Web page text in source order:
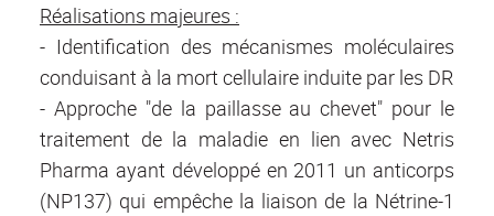
Réalisations majeures :
- Identification des mécanismes moléculaires
conduisant à la mort cellulaire induite par les DR
- Approche "de la paillasse au chevet" pour le
traitement de la maladie en lien avec Netris
Pharma ayant développé en 2011 un anticorps
(NP137) qui empêche la liaison de la Nétrine-1